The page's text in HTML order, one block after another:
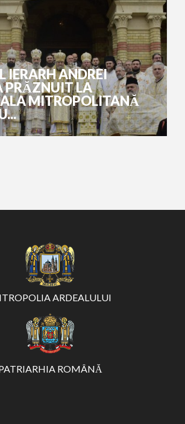
IERARH ANDREI
PRĂZNUIT LA
MITROPOLITANĂ
ARDEALULUI
ROMÂNĂ